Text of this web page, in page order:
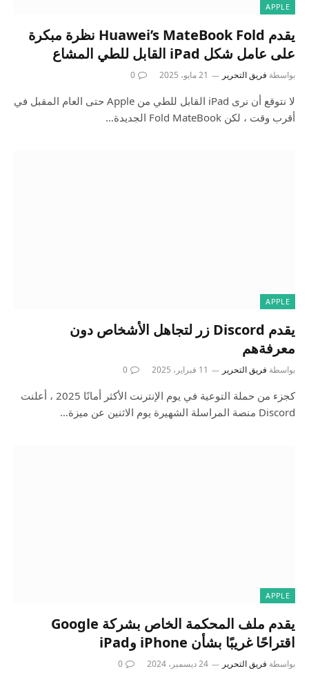
APPLE
يقدم Huawei’s MateBook Fold نظرة مبكرة
على عامل شكل iPad القابل للطي المشاع
بواسطة فريق التحرير 21 مايو، 2025 0
لا نتوقع أن نرى iPad القابل للطي من Apple حتى العام المقبل في
أقرب وقت ، لكن Fold MateBook الجديدة…
APPLE
يقدم Discord زر لتجاهل الأشخاص دون
معرفةهم
بواسطة فريق التحرير 11 فبراير، 2025 0
كجزء من حملة التوعية في يوم الإنترنت الأكثر أمانًا 2025 ، أعلنت
Discord منصة المراسلة الشهيرة يوم الاثنين عن ميزة…
APPLE
يقدم ملف المحكمة الخاص بشركة Google
اقتراحًا غريبًا بشأن iPhone وiPad
بواسطة فريق التحرير 24 ديسمبر، 2024 0